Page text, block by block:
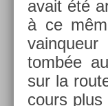
avait été
à ce
tombée
sur la
cours